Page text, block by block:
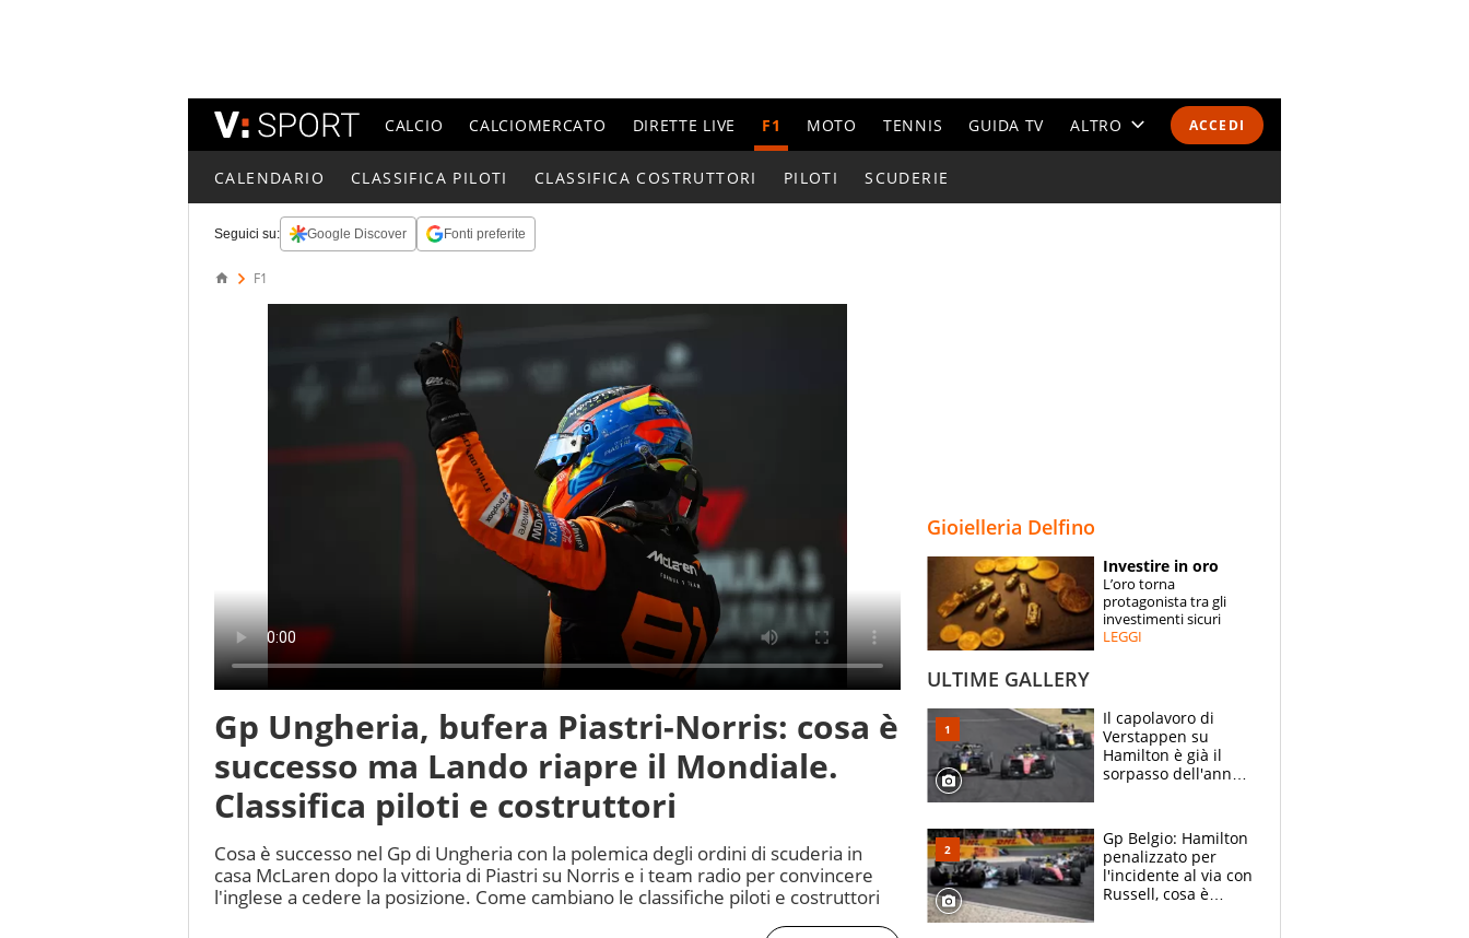
ACCEDI
CALCIO CALCIOMERCATO DIRETTE LIVE F1 MOTO TENNIS GUIDA TV ALTRO
ESPERTI
CONTATTI
CALENDARIO CLASSIFICA PILOTI CLASSIFICA COSTRUTTORI PILOTI SCUDERIE
Seguici su: Google Discover Fonti preferite
F1
Gp Ungheria, bufera Piastri-Norris: cosa è
successo ma Lando riapre il Mondiale.
Classifica piloti e costruttori
Cosa è successo nel Gp di Ungheria con la polemica degli ordini di scuderia in
casa McLaren dopo la vittoria di Piastri su Norris e i team radio per convincere
l'inglese a cedere la posizione. Come cambiano le classifiche piloti e costruttori
Gioielleria Delfino
Investire in oro
L’oro torna
protagonista tra gli
investimenti sicuri
LEGGI
ULTIME GALLERY
Il capolavoro di
Verstappen su
Hamilton è già il
sorpasso dell'anno:
2021
Gp Belgio: Hamilton
penalizzato per
l'incidente al via con
Russell, cosa è